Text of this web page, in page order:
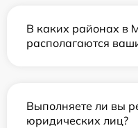
В каких районах в
располагаются
Выполняете ли вы
юридических лиц?